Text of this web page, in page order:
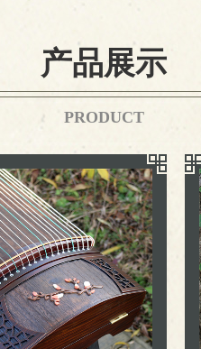
产品展示
PRODUCT